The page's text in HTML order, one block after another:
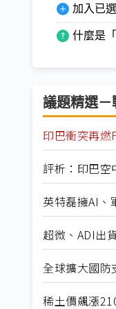
加入已
什麼是
議題精選－
印巴衝突再
評析：印巴
英特磊擁AI
超微、ADI出
全球擴大國
稀土價飆漲